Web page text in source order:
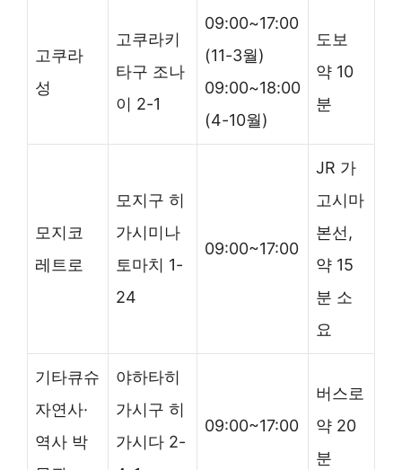
고쿠라
성
고쿠라키
타구 조나
이 2-1
09:00~17:00
(11-3월)
09:00~18:00
(4-10월)
도보
약 10
분
모지코
레트로
모지구 히
가시미나
토마치 1-
24
09:00~17:00
JR 가
고시마
본선,
약 15
분 소
요
기타큐슈
자연사·
역사 박
야하타히
가시구 히
가시다 2-
09:00~17:00
버스로
약 20
분